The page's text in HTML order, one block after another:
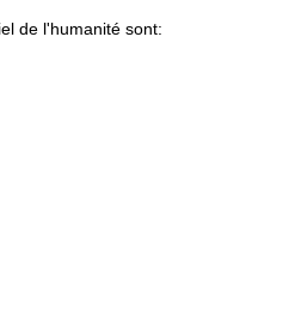
de l'humanité sont: